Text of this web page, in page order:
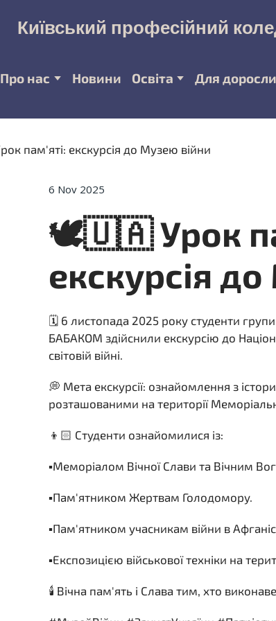
Київський професійний
Про нас Новини Освіта Для
6 Nov 2025
🕊️🇺🇦 Урок
екскурсія
🗓️ 6 листопада 2025 року студенти
БАБАКОМ здійснили екскурсію до
світовій війні.
💭 Мета екскурсії: ознайомлення з
розташованими на території
👦🏻 Студенти ознайомилися із:
▪️Меморіалом Вічної Слави та Вічним
▪️Пам'ятником Жертвам Голодомору.
▪️Пам'ятником учасникам війни в
▪️Експозицією військової техніки на
🕯️ Вічна пам'ять і Слава тим, хто